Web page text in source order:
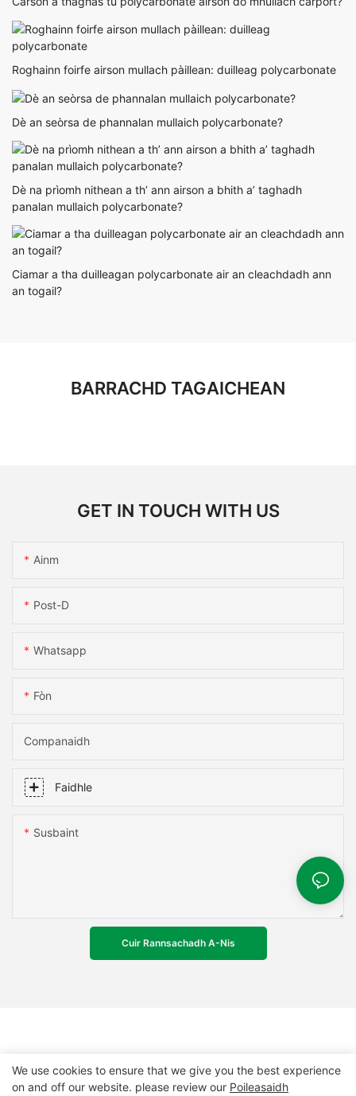
Roghainn foirfe airson mullach pàillean: duilleag polycarbonate
Dè an seòrsa de phannalan mullaich polycarbonate?
Dè na prìomh nithean a th’ ann airson a bhith a’ taghadh
panalan mullaich polycarbonate?
Ciamar a tha duilleagan polycarbonate air an cleachdadh ann
an togail?
BARRACHD TAGAICHEAN
GET IN TOUCH WITH US
Ainm
Post-D
Whatsapp
Fòn
Companaidh
Faidhle
Susbaint
Cuir Rannsachadh A-Nis
We use cookies to ensure that we give you the best experience
on and off our website. please review our Poileasaidh